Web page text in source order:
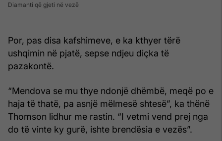
Diamanti që gjeti në vezë
Por, pas disa kafshimeve, e ka kthyer tërë
ushqimin në pjatë, sepse ndjeu diçka të
pazakontë.
“Mendova se mu thye ndonjë dhëmbë, meqë po e
haja të thatë, pa asnjë mëlmesë shtesë”, ka thënë
Thomson lidhur me rastin. “I vetmi vend prej nga
do të vinte ky gurë, ishte brendësia e vezës”.